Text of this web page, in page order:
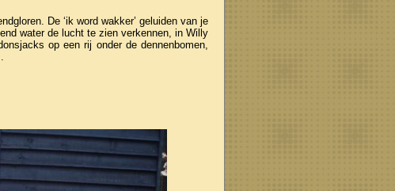
De ‘ik word wakker’ geluiden van je
water de lucht te zien verkennen, in Willy
op een rij onder de dennenbomen,